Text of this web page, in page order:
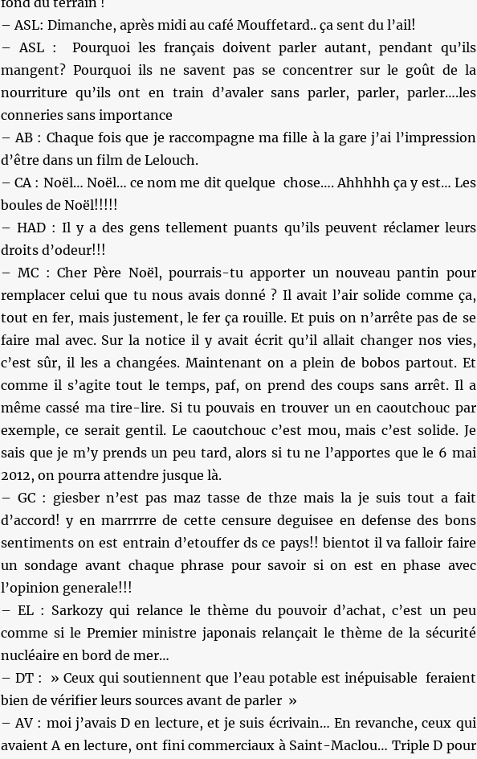
– ASL: Dimanche, après midi au café Mouffetard.. ça sent du l’ail!
– ASL : Pourquoi les français doivent parler autant, pendant qu’ils
mangent? Pourquoi ils ne savent pas se concentrer sur le goût de la
nourriture qu’ils ont en train d’avaler sans parler, parler, parler….les
conneries sans importance
– AB : Chaque fois que je raccompagne ma fille à la gare j’ai l’impression
d’être dans un film de Lelouch.
– CA : Noël… Noël… ce nom me dit quelque chose…. Ahhhhh ça y est… Les
boules de Noël!!!!!
– HAD : Il y a des gens tellement puants qu’ils peuvent réclamer leurs
droits d’odeur!!!
– MC : Cher Père Noël, pourrais-tu apporter un nouveau pantin pour
remplacer celui que tu nous avais donné ? Il avait l’air solide comme ça,
tout en fer, mais justement, le fer ça rouille. Et puis on n’arrête pas de se
faire mal avec. Sur la notice il y avait écrit qu’il allait changer nos vies,
c’est sûr, il les a changées. Maintenant on a plein de bobos partout. Et
comme il s’agite tout le temps, paf, on prend des coups sans arrêt. Il a
même cassé ma tire-lire. Si tu pouvais en trouver un en caoutchouc par
exemple, ce serait gentil. Le caoutchouc c’est mou, mais c’est solide. Je
sais que je m’y prends un peu tard, alors si tu ne l’apportes que le 6 mai
2012, on pourra attendre jusque là.
– GC : giesber n’est pas maz tasse de thze mais la je suis tout a fait
d’accord! y en marrrrre de cette censure deguisee en defense des bons
sentiments on est entrain d’etouffer ds ce pays!! bientot il va falloir faire
un sondage avant chaque phrase pour savoir si on est en phase avec
l’opinion generale!!!
– EL : Sarkozy qui relance le thème du pouvoir d’achat, c’est un peu
comme si le Premier ministre japonais relançait le thème de la sécurité
nucléaire en bord de mer…
– DT : » Ceux qui soutiennent que l’eau potable est inépuisable feraient
bien de vérifier leurs sources avant de parler »
– AV : moi j’avais D en lecture, et je suis écrivain… En revanche, ceux qui
avaient A en lecture, ont fini commerciaux à Saint-Maclou… Triple D pour